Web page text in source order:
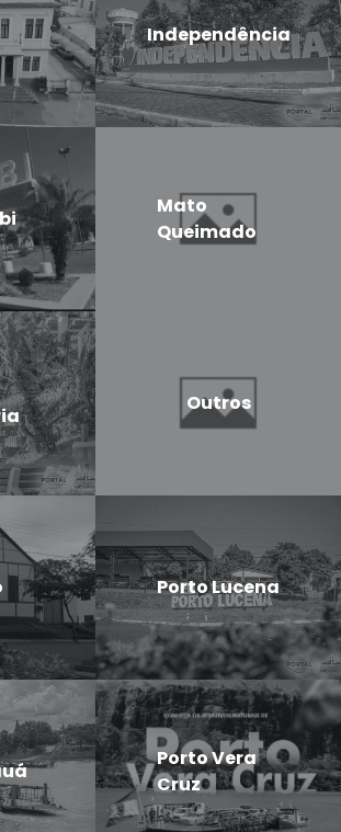
Independência
Mato
Queimado
Outros
Porto Lucena
Porto Vera
Cruz